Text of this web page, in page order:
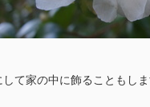
て家の中に飾ることもし